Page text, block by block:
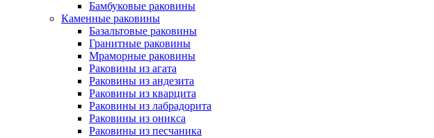
Бамбуковые раковины
Каменные раковины
Базальтовые раковины
Гранитные раковины
Мраморные раковины
Раковины из агата
Раковины из андезита
Раковины из кварцита
Раковины из лабрадорита
Раковины из оникса
Раковины из песчаника